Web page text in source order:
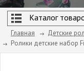
Каталог
Главная
Детские
Ролики детские набор